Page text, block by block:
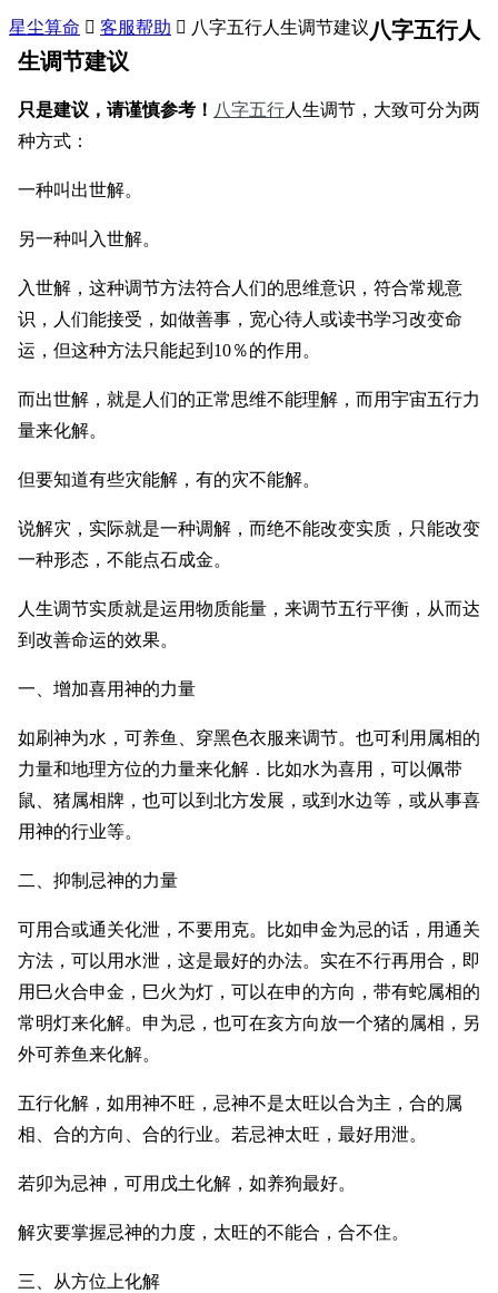
星尘算命  客服帮助  八字五行人生调节建议 八字五行人
生调节建议
只是建议，请谨慎参考 ！ 八字五行人生调节，大致可分为两
种方式：
一种叫出世解。
另一种叫入世解。
入世解，这种调节方法符合人们的思维意识，符合常规意
识，人们能接受，如做善事，宽心待人或读书学习改变命
运，但这种方法只能起到10％的作用。
而出世解，就是人们的正常思维不能理解，而用宇宙五行力
量来化解。
但要知道有些灾能解，有的灾不能解。
说解灾，实际就是一种调解，而绝不能改变实质，只能改变
一种形态，不能点石成金。
人生调节实质就是运用物质能量，来调节五行平衡，从而达
到改善命运的效果。
一、增加喜用神的力量
如刷神为水，可养鱼、穿黑色衣服来调节。也可利用属相的
力量和地理方位的力量来化解．比如水为喜用，可以佩带
鼠、猪属相牌，也可以到北方发展，或到水边等，或从事喜
用神的行业等。
二、抑制忌神的力量
可用合或通关化泄，不要用克。比如申金为忌的话，用通关
方法，可以用水泄，这是最好的办法。实在不行再用合，即
用巳火合申金，巳火为灯，可以在申的方向，带有蛇属相的
常明灯来化解。申为忌，也可在亥方向放一个猪的属相，另
外可养鱼来化解。
五行化解，如用神不旺，忌神不是太旺以合为主，合的属
相、合的方向、合的行业。若忌神太旺，最好用泄。
若卯为忌神，可用戊土化解，如养狗最好。
解灾要掌握忌神的力度，太旺的不能合，合不住。
三、从方位上化解